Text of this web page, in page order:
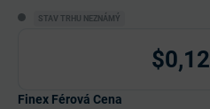
STAV TRHU NEZNÁMÝ
$0,12
Finex Férová Cena